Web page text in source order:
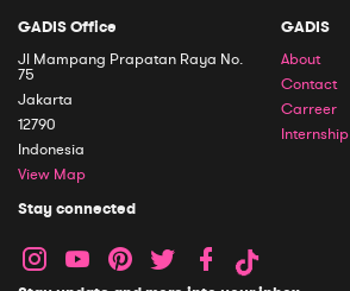
GADIS Office
Jl Mampang Prapatan Raya No.
75
Jakarta
12790
Indonesia
View Map
GADIS
About
Contact
Carreer
Internship
Stay connected